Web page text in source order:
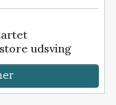
udsving